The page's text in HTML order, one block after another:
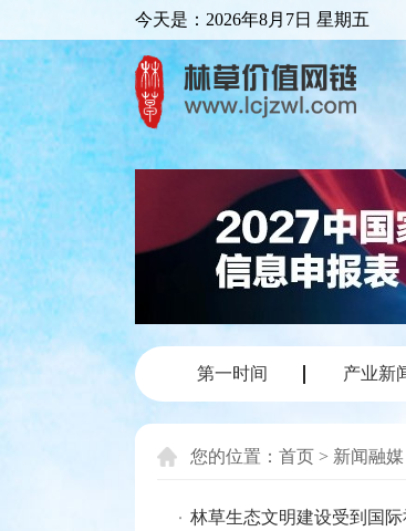
今天是： 2026年8月7日 星期五
第一时间 产业新
您的位置： 首页 > 新闻融媒
林草生态文明建设受到国